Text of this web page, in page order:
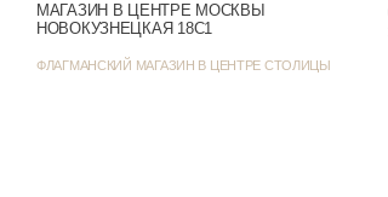
Стиль/дизайн
МАГАЗИН В ЦЕНТРЕ МОСКВЫ
НОВОКУЗНЕЦКАЯ 18С1
ФЛАГМАНСКИЙ МАГАЗИН В ЦЕНТРЕ СТОЛИЦЫ